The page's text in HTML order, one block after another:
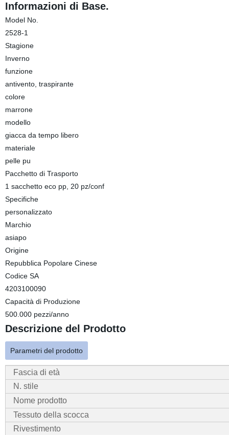
Informazioni di Base.
Model No.
2528-1
Stagione
Inverno
funzione
antivento, traspirante
colore
marrone
modello
giacca da tempo libero
materiale
pelle pu
Pacchetto di Trasporto
1 sacchetto eco pp, 20 pz/conf
Specifiche
personalizzato
Marchio
asiapo
Origine
Repubblica Popolare Cinese
Codice SA
4203100090
Capacità di Produzione
500.000 pezzi/anno
Descrizione del Prodotto
Parametri del prodotto
Fascia di età
N. stile
Nome prodotto
Tessuto della scocca
Rivestimento